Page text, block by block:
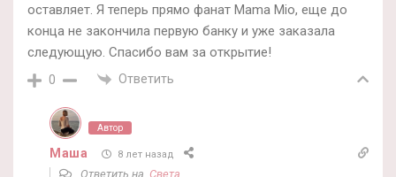
оставляет. Я теперь прямо фанат Mama Mio, еще до
конца не закончила первую банку и уже заказала
следующую. Спасибо вам за открытие!
0 Ответить
Автор
Маша 8 лет назад
Ответить на Света